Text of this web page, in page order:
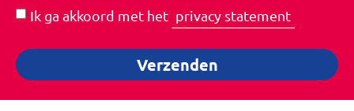
Ik ga akkoord met het privacy statement
Verzenden